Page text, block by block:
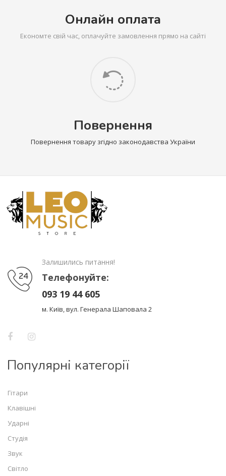
Онлайн оплата
Економте свій час, оплачуйте замовлення прямо на сайті
Повернення
Повернення товару згідно законодавства України
Залишились питання!
Телефонуйте:
093 19 44 605
м. Київ, вул. Генерала Шаповала 2
Популярні категорії
Гітари
Клавішні
Ударні
Студія
Звук
Світло